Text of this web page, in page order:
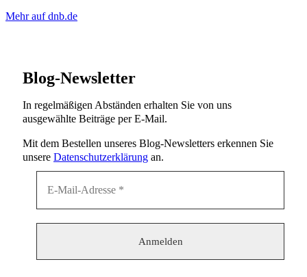
Mehr auf dnb.de
Blog-Newsletter
In regelmäßigen Abständen erhalten Sie von uns
ausgewählte Beiträge per E-Mail.
Mit dem Bestellen unseres Blog-Newsletters erkennen Sie
unsere Datenschutzerklärung an.